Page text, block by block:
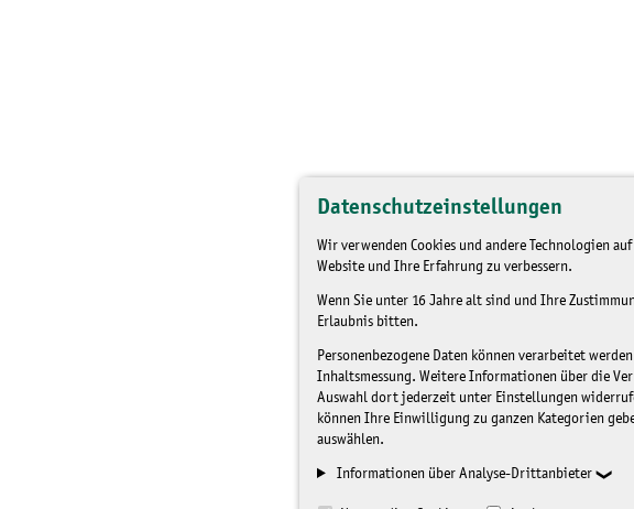
Datenschutzeinstellungen
Wir verwenden Cookies und andere Technologien
Website und Ihre Erfahrung zu verbessern.
Wenn Sie unter 16 Jahre alt sind und Ihre
Erlaubnis bitten.
Personenbezogene Daten können verarbeitet
Inhaltsmessung. Weitere Informationen über die
Auswahl dort jederzeit unter Einstellungen
können Ihre Einwilligung zu ganzen Kategorien
auswählen.
Informationen über Analyse-Drittanbieter